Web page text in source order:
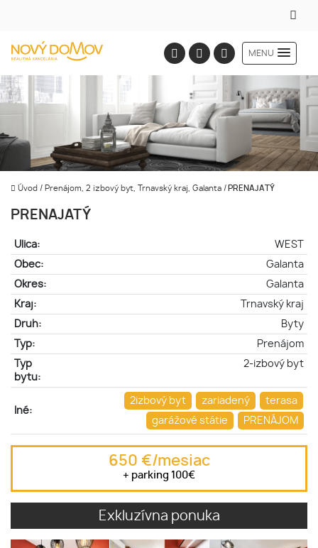
MENU
Úvod / Prenájom, 2 izbový byt, Trnavský kraj, Galanta / PRENAJATÝ
PRENAJATÝ
Ulica:
WEST
Obec:
Galanta
Okres:
Galanta
Kraj:
Trnavský kraj
Druh:
Byty
Typ:
Prenájom
Typ
bytu:
2-izbový byt
Iné:
2izbový byt zariadený
terasa
garážové státie
PRENÁJOM
650 €/mesiac
+ parking 100€
Exkluzívna ponuka